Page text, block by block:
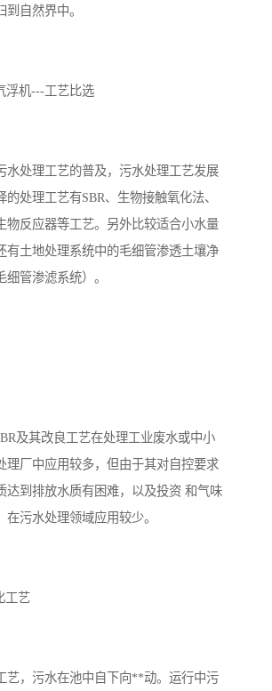
自然界中。
浮机---工艺比选
水处理工艺的普及，污水处理工艺发展
的处理工艺有SBR、生物接触氧化法、
物反应器等工艺。另外比较适合小水量
有土地处理系统中的毛细管渗透土壤净
管渗滤系统）。
及其改良工艺在处理工业废水或中小
理厂中应用较多，但由于其对自控要求
达到排放水质有困难，以及投资 和气味
在污水处理领域应用较少。
工艺
艺，污水在池中自下向**动。运行中污
设备